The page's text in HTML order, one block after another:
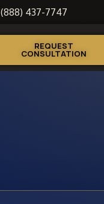
(888) 437-7747
REQUEST
CONSULTATION